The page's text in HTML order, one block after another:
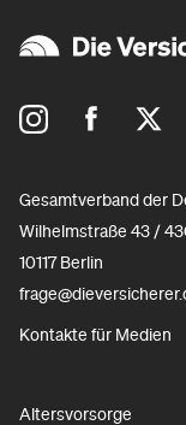
Gesamtverband der
Wilhelmstraße 43 /
10117 Berlin
Kontakte für Medien
Altersvorsorge